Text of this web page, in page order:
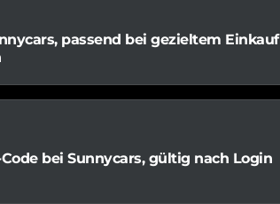
passend bei gezieltem Einkauf
bei Sunnycars, gültig nach Login